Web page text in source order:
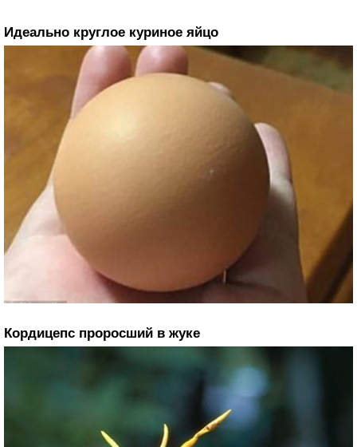
Идеально круглое куриное яйцо
Кордицепс проросший в жуке